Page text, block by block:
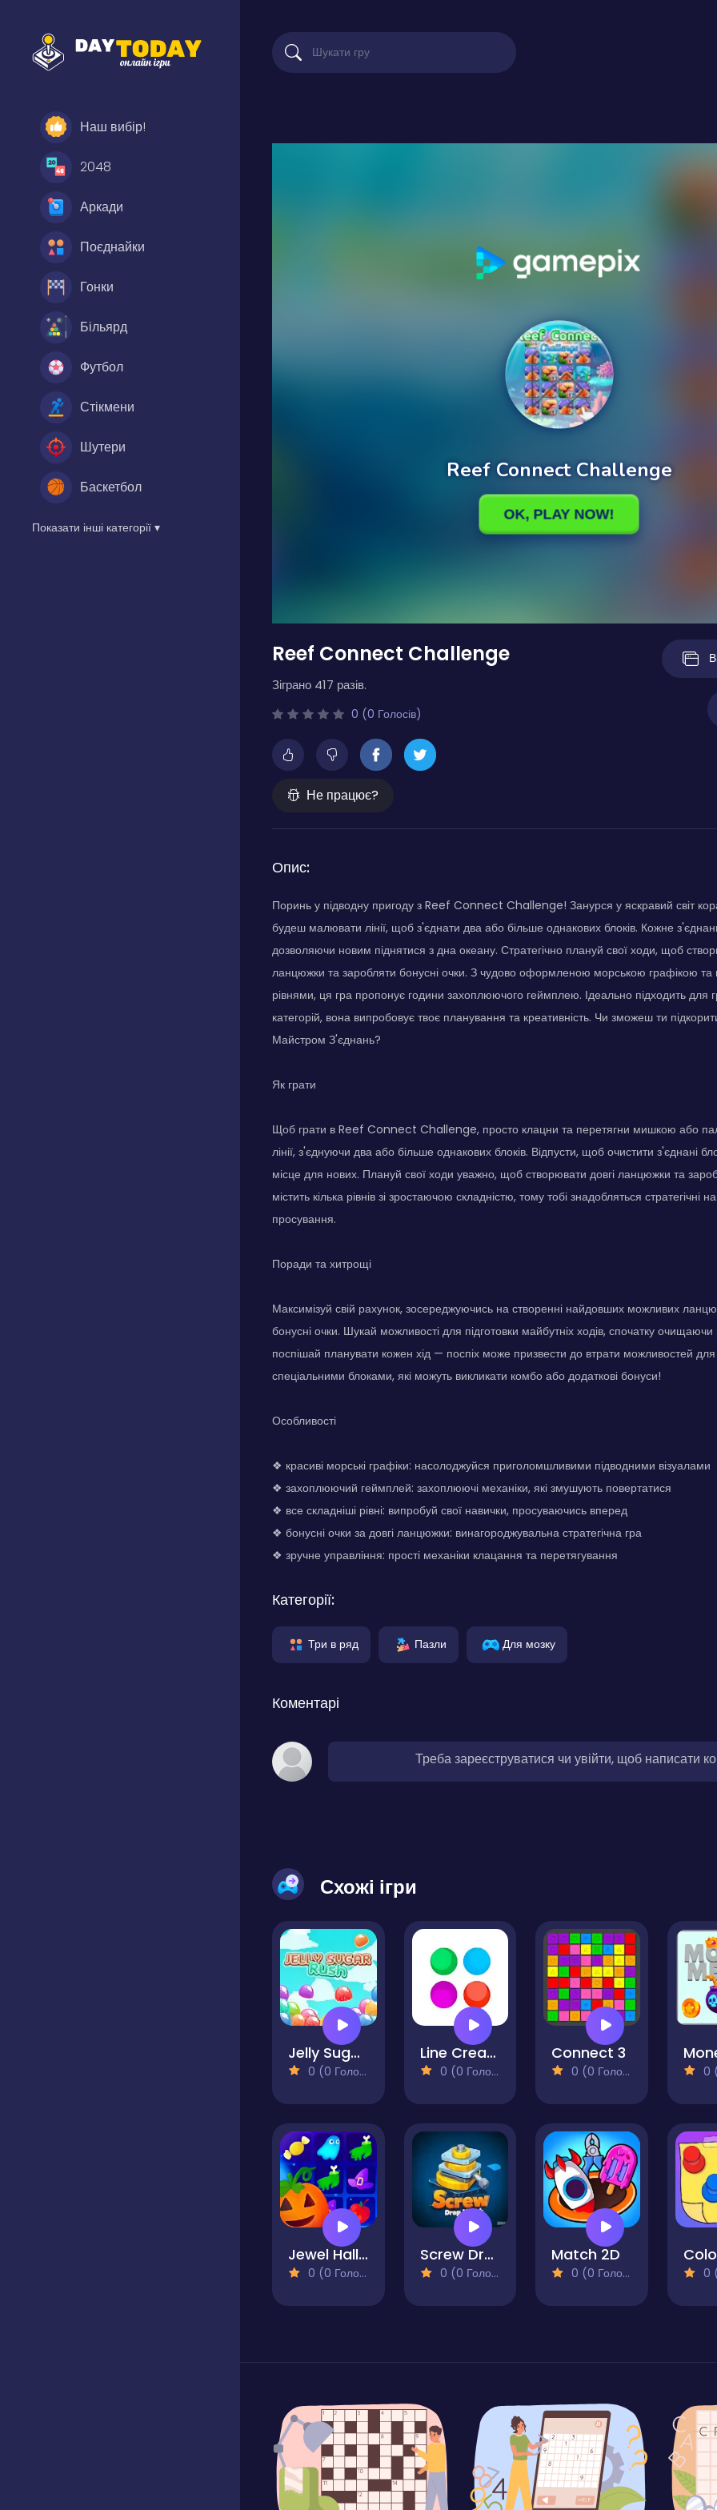
Наш вибір!
2048
Аркади
Поєднайки
Гонки
Більярд
Футбол
Стікмени
Шутери
Баскетбол
Показати інші категорії ▾
Reef Connect Challenge
Зіграно 417 разів.
0 (0 Голосів)
Не працює?
Опис:
Поринь у підводну пригоду з Reef Connect Challenge! Занурся у яскравий світ
будеш малювати лінії, щоб з'єднати два або більше однакових блоків. Кожне
дозволяючи новим піднятися з дна океану. Стратегічно плануй свої ходи, щоб
ланцюжки та заробляти бонусні очки. З чудово оформленою морською графікою та
рівнями, ця гра пропонує години захоплюючого геймплею. Ідеально підходить для
категорій, вона випробовує твоє планування та креативність. Чи зможеш ти
Майстром З'єднань?
Як грати
Щоб грати в Reef Connect Challenge, просто клацни та перетягни мишкою або
лінії, з'єднуючи два або більше однакових блоків. Відпусти, щоб очистити з'єднані
місце для нових. Плануй свої ходи уважно, щоб створювати довгі ланцюжки та
містить кілька рівнів зі зростаючою складністю, тому тобі знадобляться стратегічні
просування.
Поради та хитрощі
Максимізуй свій рахунок, зосереджуючись на створенні найдовших можливих
бонусні очки. Шукай можливості для підготовки майбутніх ходів, спочатку
поспішай планувати кожен хід — поспіх може призвести до втрати можливостей
спеціальними блоками, які можуть викликати комбо або додаткові бонуси!
Особливості
❖ красиві морські графіки: насолоджуйся приголомшливими підводними візуалами
❖ захоплюючий геймплей: захоплюючі механіки, які змушують повертатися
❖ все складніші рівні: випробуй свої навички, просуваючись вперед
❖ бонусні очки за довгі ланцюжки: винагороджувальна стратегічна гра
❖ зручне управління: прості механіки клацання та перетягування
Категорії:
Три в ряд Пазли Для мозку
Коментарі
Треба зареєструватися чи увійти, щоб написати
Схожі ігри
Jelly Sugar Rush
0 (0 Голосів)
Line Creator - Match 3 Puzzle
0 (0 Голосів)
Connect 3
0 (0 Голосів) 0
Jewel Halloween
0 (0 Голосів)
Screw Drop Match
0 (0 Голосів)
Match 2D
0 (0 Голосів) 0